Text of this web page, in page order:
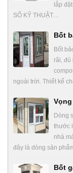
lắp
SỐ KỸ THUẬT…
Bốt
Bốt
rãi,
ngoài trời. Thiết kế
Dòng
thước
nhà
đây là dòng sản
Bốt